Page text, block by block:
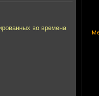
во времена